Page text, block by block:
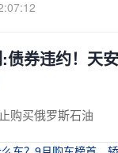
债券违约！天
购买俄罗斯石油